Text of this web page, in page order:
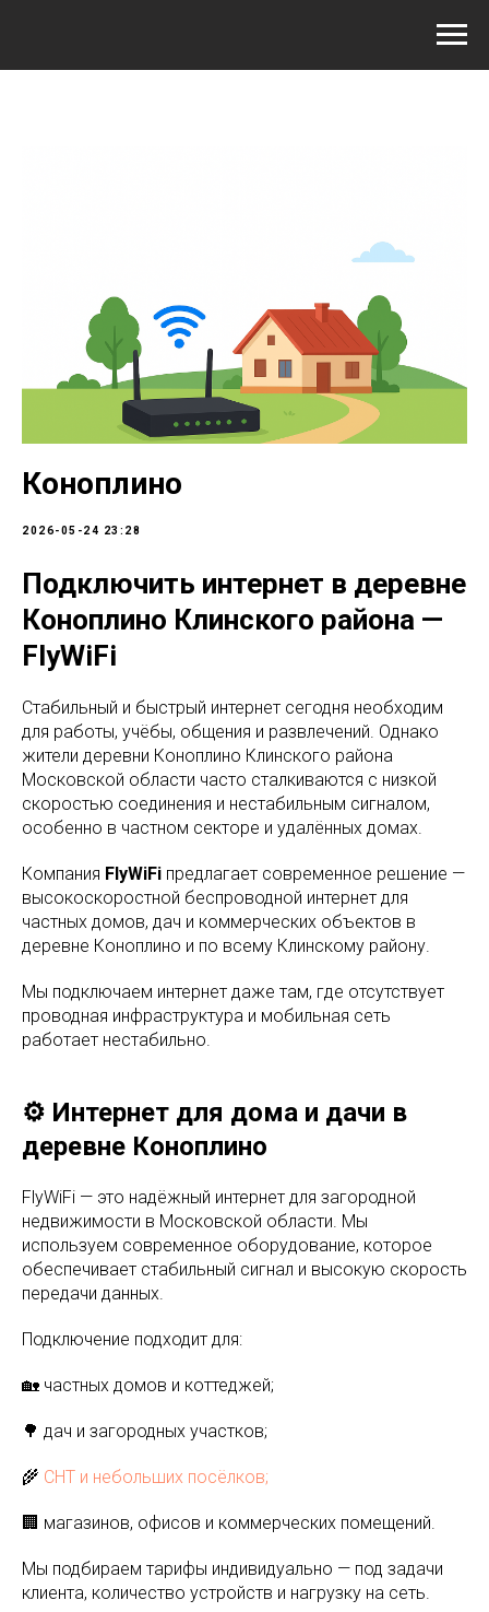
Коноплино
2026-05-24 23:28
Подключить интернет в деревне
Коноплино Клинского района —
FlyWiFi
Стабильный и быстрый интернет сегодня необходим
для работы, учёбы, общения и развлечений. Однако
жители деревни Коноплино Клинского района
Московской области часто сталкиваются с низкой
скоростью соединения и нестабильным сигналом,
особенно в частном секторе и удалённых домах.
Компания FlyWiFi предлагает современное решение —
высокоскоростной беспроводной интернет для
частных домов, дач и коммерческих объектов в
деревне Коноплино и по всему Клинскому району.
Мы подключаем интернет даже там, где отсутствует
проводная инфраструктура и мобильная сеть
работает нестабильно.
⚙️ Интернет для дома и дачи в
деревне Коноплино
FlyWiFi — это надёжный интернет для загородной
недвижимости в Московской области. Мы
используем современное оборудование, которое
обеспечивает стабильный сигнал и высокую скорость
передачи данных.
Подключение подходит для:
🏡 частных домов и коттеджей;
🌳 дач и загородных участков;
🌾 СНТ и небольших посёлков;
🏢 магазинов, офисов и коммерческих помещений.
Мы подбираем тарифы индивидуально — под задачи
клиента, количество устройств и нагрузку на сеть.